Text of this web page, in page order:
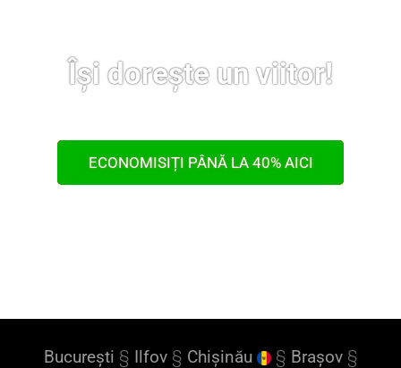
Își dorește un viitor!
ECONOMISIȚI PÂNĂ LA 40% AICI
București § Ilfov§ Chișinău § Brașov§